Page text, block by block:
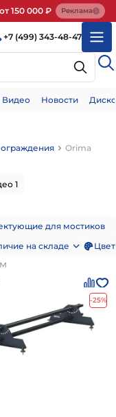
150 000 ₽ Реклама
+7 (499) 343-48-47
Видео Новости
Orima
1
для мостиков
на складе Цвет
-25%